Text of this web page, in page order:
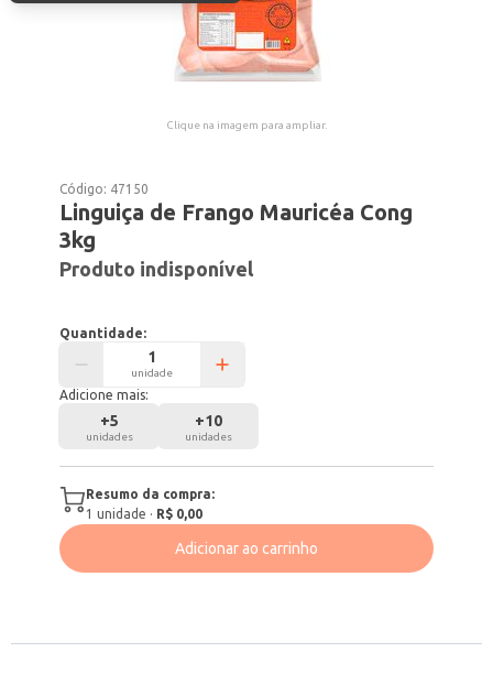
Clique na imagem para ampliar.
Código: 47150
Linguiça de Frango Mauricéa Cong
3kg
Produto indisponível
Quantidade:
unidade
Adicione mais:
+5
unidades
+10
unidades
Resumo da compra:
1 unidade · R$ 0,00
Adicionar ao carrinho